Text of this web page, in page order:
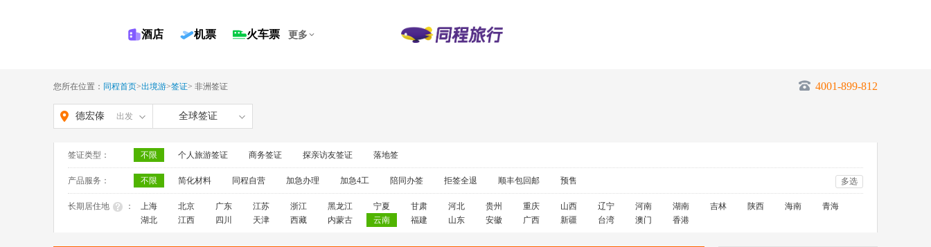
酒店 机票 火车票 更多
您所在位置： 同程首页>出境游>签证> 非洲签证 4001-899-812
德宏傣
州
出发 全球签证
签证类型： 不限 个人旅游签证 商务签证 探亲访友签证 落地签
产品服务： 不限 简化材料 同程自营 加急办理 加急4工 陪同办签 拒签全退 顺丰包回邮 预售 多选
长期居住地 ： 上海 北京 广东 江苏 浙江 黑龙江 宁夏 甘肃 河北 贵州 重庆 山西 辽宁 河南 湖南 吉林 陕西 海南
青海
湖北
江西 四川 天津 西藏 内蒙古 云南 福建 山东 安徽 广西 新疆 台湾 澳门 香港